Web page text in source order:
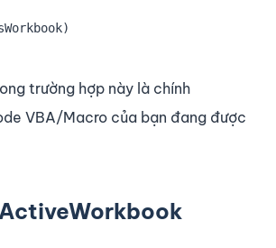
trường hợp này là chính
VBA/Macro của bạn đang được